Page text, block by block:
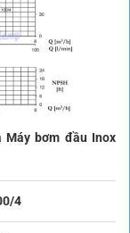
bơm đầu Inox
4